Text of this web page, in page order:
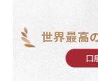
世界最高
口